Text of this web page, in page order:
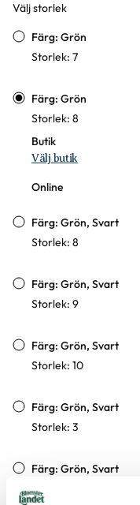
Välj storlek
Varianter
Färg: Grön
Storlek: 7
Färg: Grön
Storlek: 8
Butik
Välj butik
Online
Färg: Grön, Svart
Storlek: 8
Färg: Grön, Svart
Storlek: 9
Färg: Grön, Svart
Storlek: 10
Färg: Grön, Svart
Storlek: 3
Färg: Grön, Svart
Storlek: 4